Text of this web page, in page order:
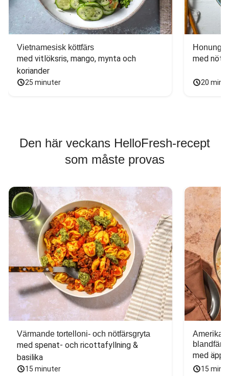
Vietnamesisk köttfärs
med vitlöksris, mango, mynta och
koriander
25 minuter
med
20
Den här veckans HelloFresh-recept
som måste provas
Värmande tortelloni- och nötfärsgryta
med spenat- och ricottafyllning &
basilika
15 minuter
blandfärs
med
15